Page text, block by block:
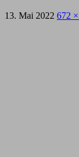
13. Mai 2022 672